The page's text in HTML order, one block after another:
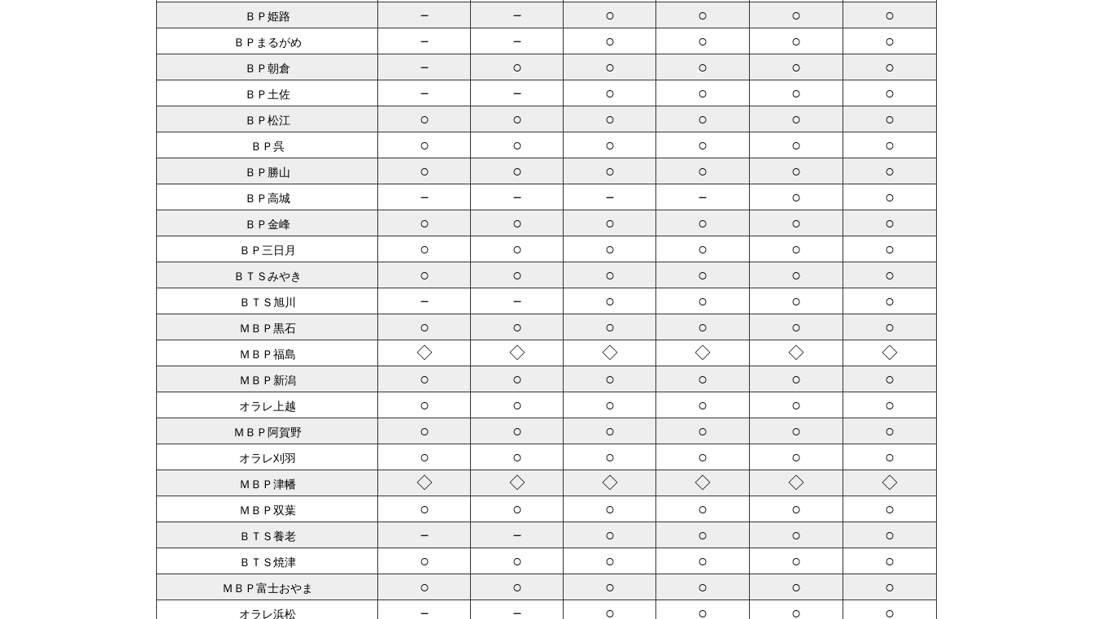
ＢＰ姫路 － － ○ ○ ○ ○
ＢＰまるがめ － － ○ ○ ○ ○
ＢＰ朝倉 － ○ ○ ○ ○ ○
ＢＰ土佐 － － ○ ○ ○ ○
ＢＰ松江 ○ ○ ○ ○ ○ ○
ＢＰ呉 ○ ○ ○ ○ ○ ○
ＢＰ勝山 ○ ○ ○ ○ ○ ○
ＢＰ高城 － － － － ○ ○
ＢＰ金峰 ○ ○ ○ ○ ○ ○
ＢＰ三日月 ○ ○ ○ ○ ○ ○
ＢＴＳみやき ○ ○ ○ ○ ○ ○
ＢＴＳ旭川 － － ○ ○ ○ ○
ＭＢＰ黒石 ○ ○ ○ ○ ○ ○
ＭＢＰ福島 ◇ ◇ ◇ ◇ ◇ ◇
ＭＢＰ新潟 ○ ○ ○ ○ ○ ○
オラレ上越 ○ ○ ○ ○ ○ ○
ＭＢＰ阿賀野 ○ ○ ○ ○ ○ ○
オラレ刈羽 ○ ○ ○ ○ ○ ○
ＭＢＰ津幡 ◇ ◇ ◇ ◇ ◇ ◇
ＭＢＰ双葉 ○ ○ ○ ○ ○ ○
ＢＴＳ養老 － － ○ ○ ○ ○
ＢＴＳ焼津 ○ ○ ○ ○ ○ ○
ＭＢＰ富士おやま ○ ○ ○ ○ ○ ○
オラレ浜松 － － ○ ○ ○ ○